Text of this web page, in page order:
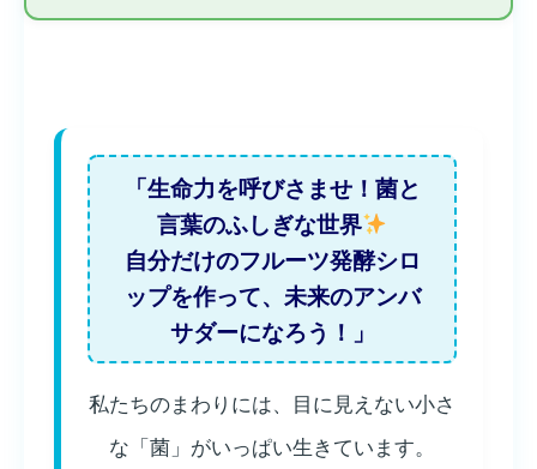
「生命力を呼びさませ！菌と
言葉のふしぎな世界
自分だけのフルーツ発酵シロ
ップを作って、未来のアンバ
サダーになろう！」
私たちのまわりには、目に見えない小さ
な「菌」がいっぱい生きています。